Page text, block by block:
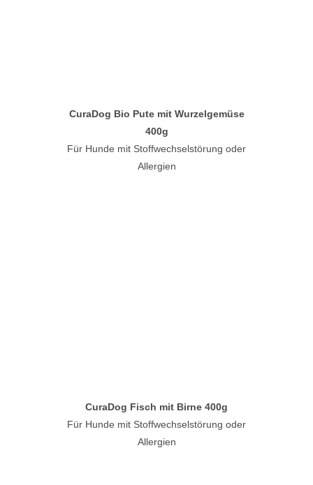
CuraDog Bio Pute mit Wurzelgemüse
400g
Für Hunde mit Stoffwechselstörung oder
Allergien
CuraDog Fisch mit Birne 400g
Für Hunde mit Stoffwechselstörung oder
Allergien